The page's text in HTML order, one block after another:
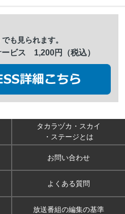
でも見られます。
ビス 1,200円（税込）
タカラヅカ・スカイ
・ステージとは
お問い合わせ
よくある質問
放送番組の編集の基準